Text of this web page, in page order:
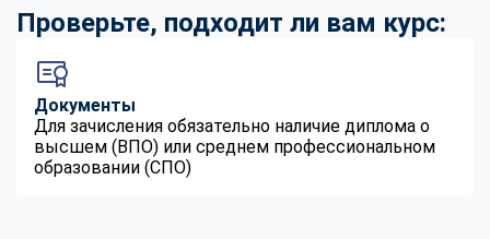
Проверьте, подходит ли вам курс:
Документы
Для зачисления обязательно наличие диплома о
высшем (ВПО) или среднем профессиональном
образовании (СПО)